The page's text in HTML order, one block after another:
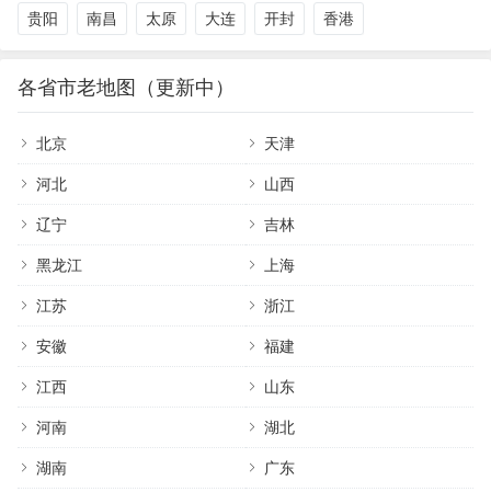
贵阳 南昌 太原 大连 开封 香港
各省市老地图（更新中）
北京 天津
河北 山西
辽宁 吉林
黑龙江 上海
江苏 浙江
安徽 福建
江西 山东
河南 湖北
湖南 广东